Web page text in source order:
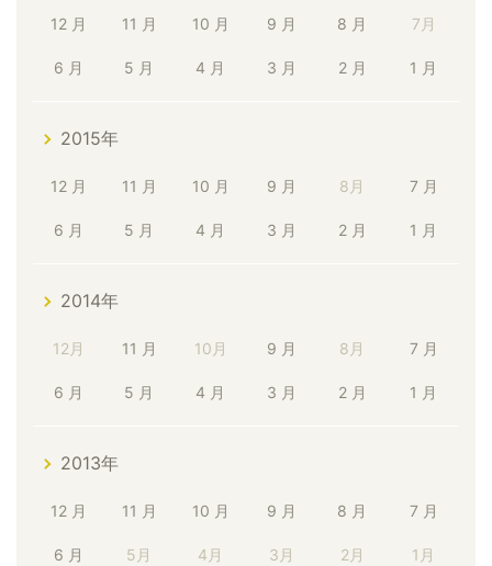
12 月 11 月 10 月 9 月 8 月 7月
6 月 5 月 4 月 3 月 2 月 1 月
2015年
12 月 11 月 10 月 9 月 8月 7 月
6 月 5 月 4 月 3 月 2 月 1 月
2014年
12月 11 月 10月 9 月 8月 7 月
6 月 5 月 4 月 3 月 2 月 1 月
2013年
12 月 11 月 10 月 9 月 8 月 7 月
6 月 5月 4月 3月 2月 1月